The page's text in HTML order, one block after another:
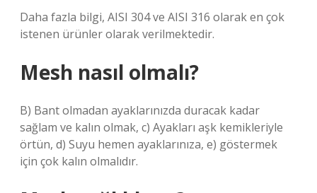
Daha fazla bilgi, AISI 304 ve AISI 316 olarak en çok
istenen ürünler olarak verilmektedir.
Mesh nasıl olmalı?
B) Bant olmadan ayaklarınızda duracak kadar
sağlam ve kalın olmak, c) Ayakları aşk kemikleriyle
örtün, d) Suyu hemen ayaklarınıza, e) göstermek
için çok kalın olmalıdır.